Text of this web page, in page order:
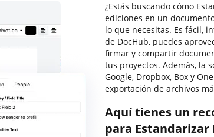
¿Estás buscando cómo
ediciones en un
lo que necesitas. Es fácil,
de DocHub, puedes
firmar y compartir
tus proyectos. Además, la
Google, Dropbox, Box y
exportación de archivos
Aquí tienes un
para Estandarizar